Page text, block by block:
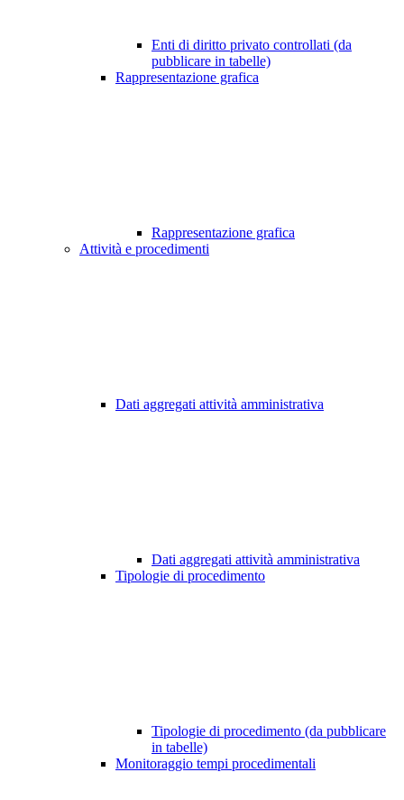
Enti di diritto privato controllati (da
pubblicare in tabelle)
Rappresentazione grafica
Rappresentazione grafica
Attività e procedimenti
Dati aggregati attività amministrativa
Dati aggregati attività amministrativa
Tipologie di procedimento
Tipologie di procedimento (da pubblicare
in tabelle)
Monitoraggio tempi procedimentali